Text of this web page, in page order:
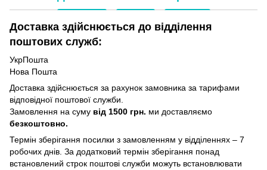
Доставка здійснюється до відділення
поштових служб:
УкрПошта
Нова Пошта
Доставка здійснюється за рахунок замовника за тарифами
відповідної поштової служби.
Замовлення на суму від 1500 грн. ми доставляємо
безкоштовно.
Термін зберігання посилки з замовленням у відділеннях – 7
робочих днів. За додатковий термін зберігання понад
встановлений строк поштові служби можуть встановлювати